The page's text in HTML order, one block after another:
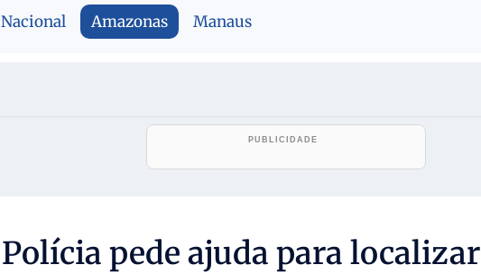
Nacional Amazonas Manaus
Polícia pede ajuda para localizar